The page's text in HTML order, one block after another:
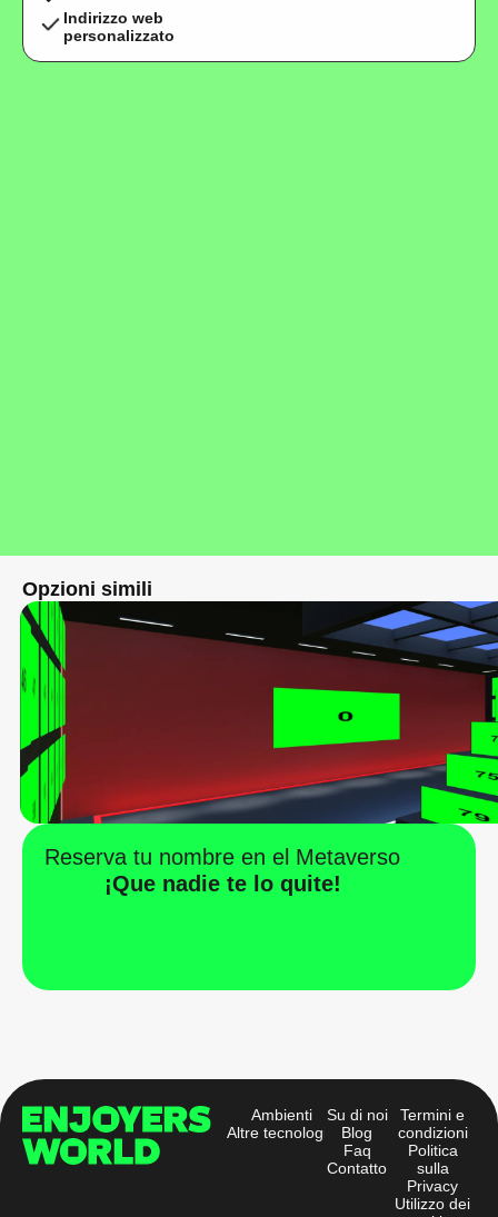
Indirizzo web
personalizzato
Opzioni simili
Reserva tu nombre en el Metaverso
¡Que nadie te lo quite!
Ambienti
Altre tecnologie
Su di noi
Blog
Faq
Contatto
Termini e
condizioni
Politica
sulla
Privacy
Utilizzo dei